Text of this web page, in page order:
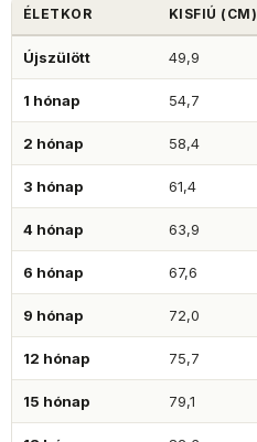
ÉLETKOR KISFIÚ (CM)
Újszülött 49,9
1 hónap 54,7
2 hónap 58,4
3 hónap 61,4
4 hónap 63,9
6 hónap 67,6
9 hónap 72,0
12 hónap 75,7
15 hónap 79,1